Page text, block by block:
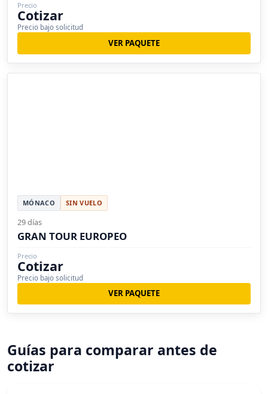
Precio
Cotizar
Precio bajo solicitud
VER PAQUETE
MÓNACO SIN VUELO
29 días
GRAN TOUR EUROPEO
Precio
Cotizar
Precio bajo solicitud
VER PAQUETE
Guías para comparar antes de
cotizar